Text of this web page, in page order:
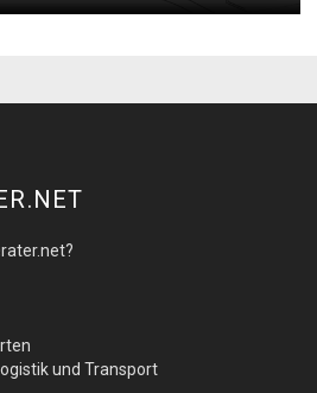
und Transport